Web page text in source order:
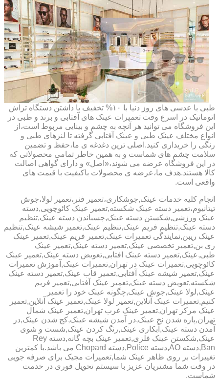
طبی با عدسی های روز دنیا با ۱۰% تخفیف با داشتن دستگاه تراش
اتوماتیک در اسرع وقت تعمیرات عینک های آفتابی و برند و طبی در
این فروشگاه می توانید هر آنچه به چشم و بینایی مربوط است،از
انواع مختلف عینک طبی و عینک آفتابی گرفته تا لنزهای طبی و
رنگی را خریداری کنید.اصلی ترین دغدغه ی ما،حفظ و تضمین
سلامت چشم های شماست و به همین خاطر تمامی محصولاتی که
در این فروشگاه عرضه می شوند،«اصل» و دارای گواهی اصالت
کالا هستند.هدف ما،عرضه ی محصولات باکیفیت با قیمت های
واقعی است.
انجام کلیه خدمات عینک,جوشکاری،تعمیر فنر،تعمیر لولا،جوش
تیتانیوم،تعمیر دسته عینک شکسته,تعمیر عینک کائوچویی,دسته
عینک ورزشی,شکستن دسته عینک,چسباندن دسته عینک,تنظیم
دسته عینک,تنظیم فریم عینک,تنظیم عینک,تعمیر شیشه عینک,تنظیم
عینک ریبن,نمایندگی تعمیرات عینک,تعمیر فریم عینک,تعمیر عینک
ری بن,تعمیر تخصصی عینک,تعمیر دسته عینک,تعمیر عینک
طبی,عینک,تعمیر دسته عینک افتابی,تعویض دسته عینک,تعمیر عینک
کائوچویی,تعمیرات عینک در تهران,تعمیرات عینک,آموزش تعمیرات
عینک,تعمیر شیشه عینک آفتابی,تعمیر قاب عینک,تعمیر دسته عینک
شکسته,تعویض دسته عینک,تعمیر عینک آفتابی,تعمیر فریم
عینک,لولا عینک,جوش عینک,چگونه عینک خود را تعمیر
کنیم,تعمیرات عینک آنلاین,تعمیر لولا عینک,تعمیر عینک آنلاین,تعمیر
عینک مرکز تهران,تعمیر عینک غرب تهران,تعمیر عینک شمال
تهران,پاره شدن نخ عینک,در آمدن شیشه عینک,کج شدن عینک,در
آمدن دسته عینک,آبکاری عینک,رنگ کردن عینک,شست و شوی
عینک,شکستن عینک فلزی,تعمیر عینک بچه گانه,دسته Rey
Ban,دسته AO,دسته Police,دسته Chopard می باشد.با کمترین
تغییرات بر روی ظاهر عینک شما,تعمیرات مجیک برای صرفه جویی
در وقت شما مشتریان عزیز با سیستم تحویل فوری در خدمت
شماست.